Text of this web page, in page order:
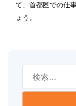
て、首都圏での仕
ょう。